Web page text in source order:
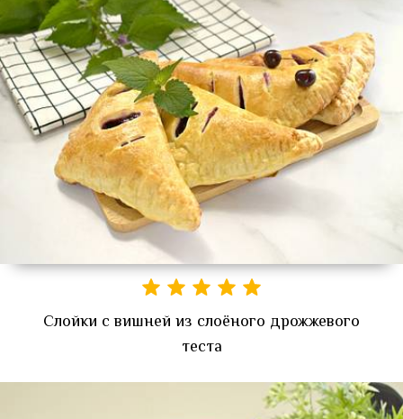
Слойки с вишней из слоёного дрожжевого
теста